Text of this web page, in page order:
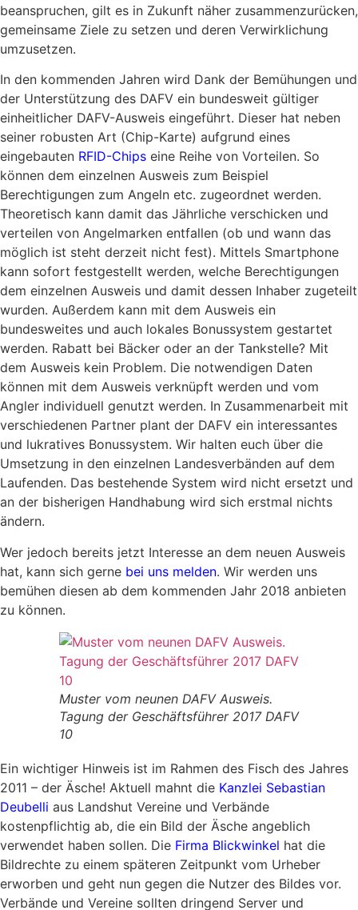
beanspruchen, gilt es in Zukunft näher zusammenzurücken,
gemeinsame Ziele zu setzen und deren Verwirklichung
umzusetzen.
In den kommenden Jahren wird Dank der Bemühungen und
der Unterstützung des DAFV ein bundesweit gültiger
einheitlicher DAFV-Ausweis eingeführt. Dieser hat neben
seiner robusten Art (Chip-Karte) aufgrund eines
eingebauten RFID-Chips eine Reihe von Vorteilen. So
können dem einzelnen Ausweis zum Beispiel
Berechtigungen zum Angeln etc. zugeordnet werden.
Theoretisch kann damit das Jährliche verschicken und
verteilen von Angelmarken entfallen (ob und wann das
möglich ist steht derzeit nicht fest). Mittels Smartphone
kann sofort festgestellt werden, welche Berechtigungen
dem einzelnen Ausweis und damit dessen Inhaber zugeteilt
wurden. Außerdem kann mit dem Ausweis ein
bundesweites und auch lokales Bonussystem gestartet
werden. Rabatt bei Bäcker oder an der Tankstelle? Mit
dem Ausweis kein Problem. Die notwendigen Daten
können mit dem Ausweis verknüpft werden und vom
Angler individuell genutzt werden. In Zusammenarbeit mit
verschiedenen Partner plant der DAFV ein interessantes
und lukratives Bonussystem. Wir halten euch über die
Umsetzung in den einzelnen Landesverbänden auf dem
Laufenden. Das bestehende System wird nicht ersetzt und
an der bisherigen Handhabung wird sich erstmal nichts
ändern.
Wer jedoch bereits jetzt Interesse an dem neuen Ausweis
hat, kann sich gerne bei uns melden. Wir werden uns
bemühen diesen ab dem kommenden Jahr 2018 anbieten
zu können.
Muster vom neunen DAFV Ausweis.
Tagung der Geschäftsführer 2017 DAFV
10
Ein wichtiger Hinweis ist im Rahmen des Fisch des Jahres
2011 – der Äsche! Aktuell mahnt die Kanzlei Sebastian
Deubelli aus Landshut Vereine und Verbände
kostenpflichtig ab, die ein Bild der Äsche angeblich
verwendet haben sollen. Die Firma Blickwinkel hat die
Bildrechte zu einem späteren Zeitpunkt vom Urheber
erworben und geht nun gegen die Nutzer des Bildes vor.
Verbände und Vereine sollten dringend Server und